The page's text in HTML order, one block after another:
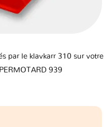
par le klavkarr 310 sur votre
939